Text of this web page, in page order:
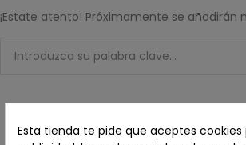
¡Estate atento! Próximamente se añadirán
Esta tienda te pide que aceptes